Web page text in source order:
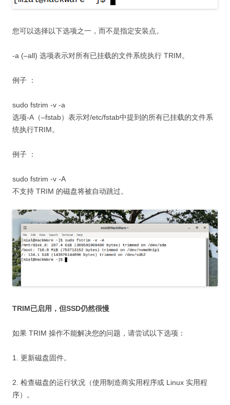
您可以选择以下选项之一，而不是指定安装点。
-a (–all) 选项表示对所有已挂载的文件系统执行 TRIM。
例子 ：
sudo fstrim -v -a
选项-A（–fstab）表示对/etc/fstab中提到的所有已挂载的文件系
统执行TRIM。
例子 ：
sudo fstrim -v -A
不支持 TRIM 的磁盘将被自动跳过。
TRIM已启用，但SSD仍然很慢
如果 TRIM 操作不能解决您的问题，请尝试以下选项：
1. 更新磁盘固件。
2. 检查磁盘的运行状况（使用制造商实用程序或 Linux 实用程
序）。